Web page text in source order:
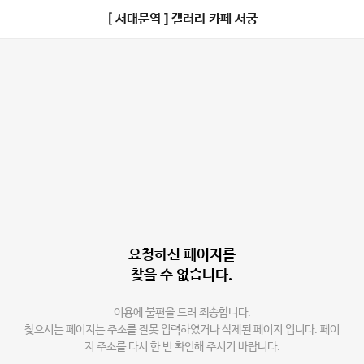
[ 서대문역 ] 갤러리 카페 서궁
요청하신 페이지를
찾을 수 없습니다.
이용에 불편을 드려 죄송합니다.
찾으시는 페이지는 주소를 잘못 입력하였거나 삭제된 페이지 입니다. 페이
지 주소를 다시 한 번 확인해 주시기 바랍니다.